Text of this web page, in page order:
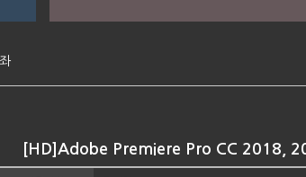
[HD]Adobe Premiere Pro CC 2018,